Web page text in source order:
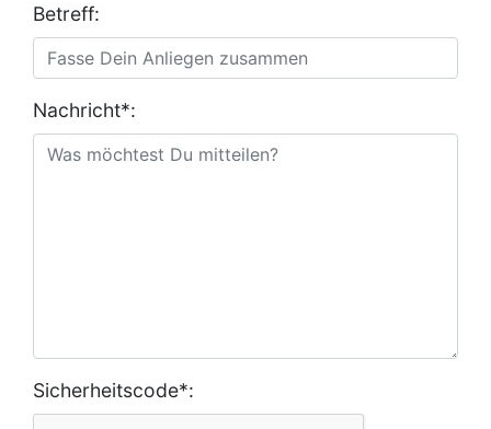
Betreff:
Nachricht*:
Sicherheitscode*: